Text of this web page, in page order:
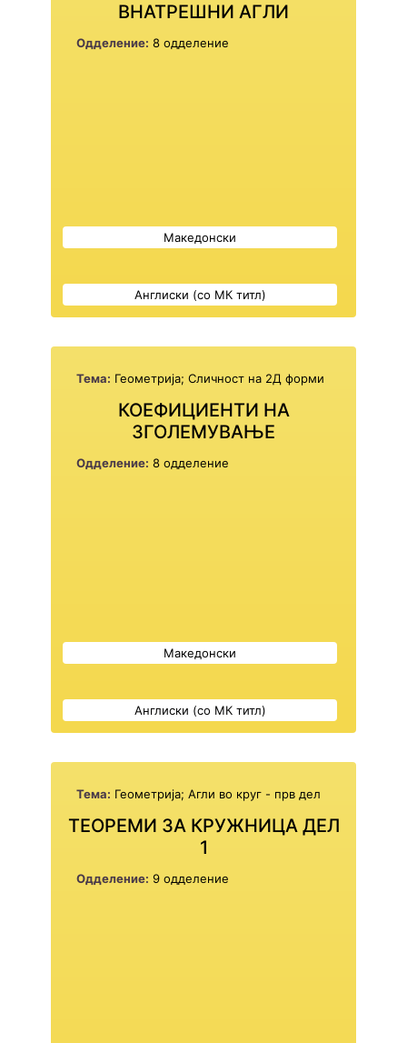
ВНАТРЕШНИ АГЛИ
Одделение: 8 одделение
Англиски (со МК титл)
Македонски
Тема: Геометрија; Сличност на 2Д форми
КОЕФИЦИЕНТИ НА
ЗГОЛЕМУВАЊЕ
Одделение: 8 одделение
Англиски (со МК титл)
Македонски
Тема: Геометрија; Агли во круг - прв дел
ТЕОРЕМИ ЗА КРУЖНИЦА ДЕЛ
1
Одделение: 9 одделение